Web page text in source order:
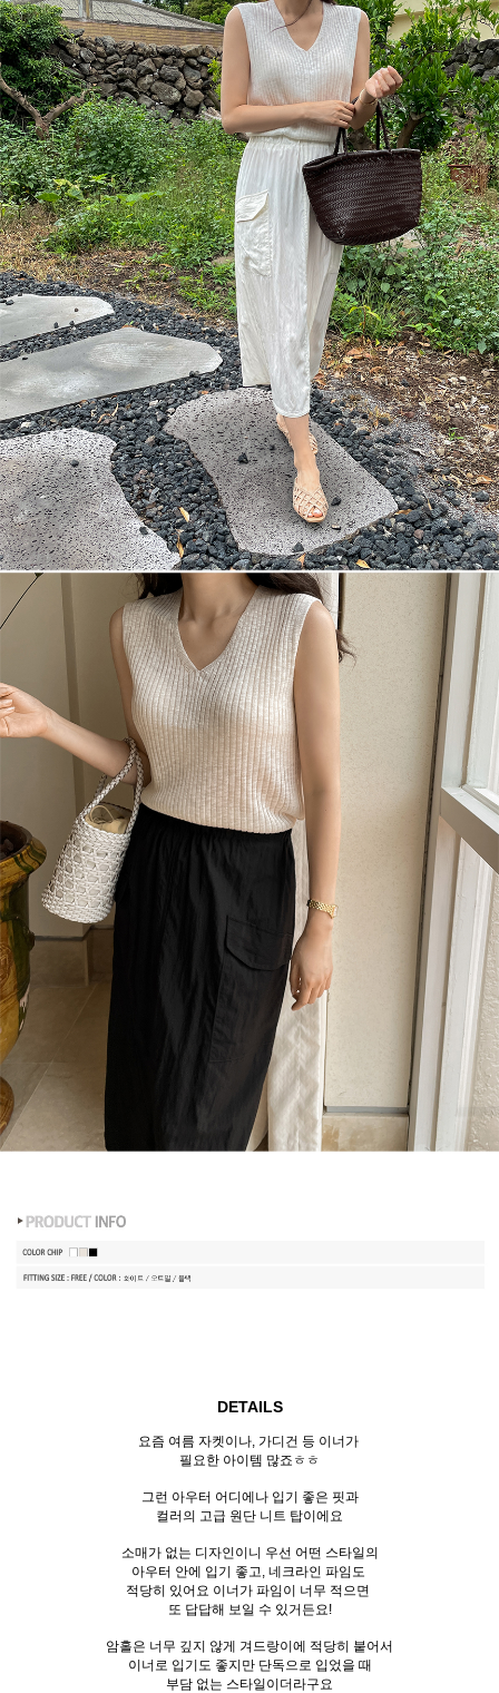
DETAILS
요즘 여름 자켓이나, 가디건 등 이너가
필요한 아이템 많죠ㅎㅎ
그런 아우터 어디에나 입기 좋은 핏과
컬러의 고급 원단 니트 탑이에요
소매가 없는 디자인이니 우선 어떤 스타일의
아우터 안에 입기 좋고, 네크라인 파임도
적당히 있어요 이너가 파임이 너무 적으면
또 답답해 보일 수 있거든요!
암홀은 너무 깊지 않게 겨드랑이에 적당히 붙어서
이너로 입기도 좋지만 단독으로 입었을 때
부담 없는 스타일이더라구요